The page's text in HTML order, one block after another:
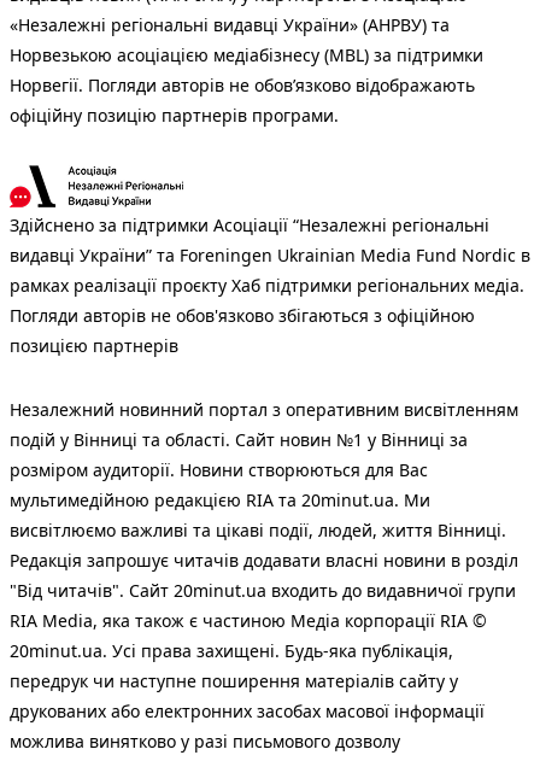
«Незалежні регіональні видавці України» (АНРВУ) та
Норвезькою асоціацією медіабізнесу (MBL) за підтримки
Норвегії. Погляди авторів не обов’язково відображають
офіційну позицію партнерів програми.
Здійснено за підтримки Асоціації “Незалежні регіональні
видавці України” та Foreningen Ukrainian Media Fund Nordic в
рамках реалізації проєкту Хаб підтримки регіональних медіа.
Погляди авторів не обов'язково збігаються з офіційною
позицією партнерів
Незалежний новинний портал з оперативним висвітленням
подій у Вінниці та області. Сайт новин №1 у Вінниці за
розміром аудиторії. Новини створюються для Вас
мультимедійною редакцією RIA та 20minut.ua. Ми
висвітлюємо важливі та цікаві події, людей, життя Вінниці.
Редакція запрошує читачів додавати власні новини в розділ
"Від читачів". Сайт 20minut.ua входить до видавничої групи
RIA Media, яка також є частиною Медіа корпорації RIA ©
20minut.ua. Усі права захищені. Будь-яка публiкацiя,
передрук чи наступне поширення матеріалів сайту у
друкованих або електронних засобах масової інформації
можлива винятково у разі письмового дозволу